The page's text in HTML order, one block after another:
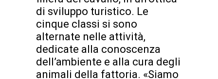
di sviluppo turistico. Le
cinque classi si sono
alternate nelle attività,
dedicate alla conoscenza
dell’ambiente e alla cura degli
animali della fattoria. «Siamo